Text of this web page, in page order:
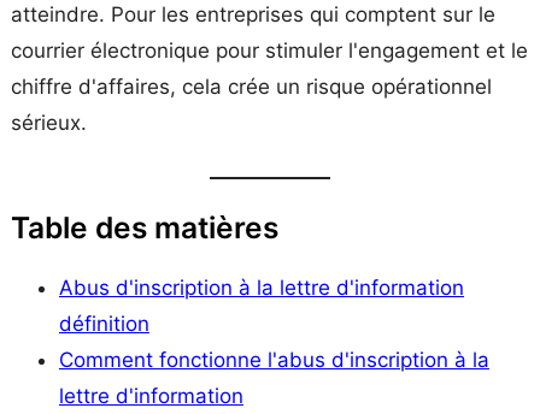
atteindre. Pour les entreprises qui comptent sur le
courrier électronique pour stimuler l'engagement et le
chiffre d'affaires, cela crée un risque opérationnel
sérieux.
Table des matières
Abus d'inscription à la lettre d'information
définition
Comment fonctionne l'abus d'inscription à la
lettre d'information